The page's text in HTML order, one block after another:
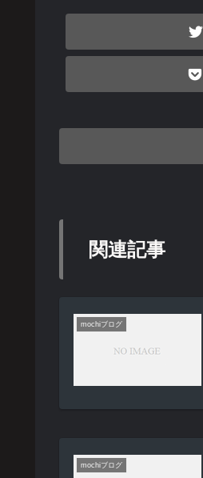
関連記事
mochiブログ
mochiブログ